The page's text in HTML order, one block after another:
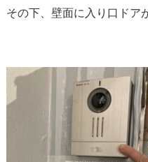
その下、壁面に入り口ドア